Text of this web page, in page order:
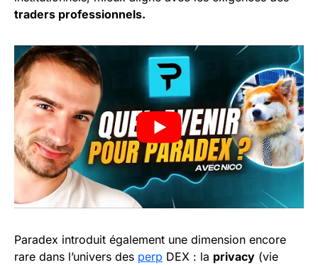
traders professionnels.
Paradex introduit également une dimension encore
rare dans l’univers des perp DEX : la privacy (vie